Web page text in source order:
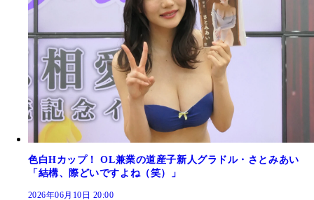
色白Hカップ！ OL兼業の道産子新人グラドル・さとみあい
「結構、際どいですよね（笑）」
2026年06月10日 20:00